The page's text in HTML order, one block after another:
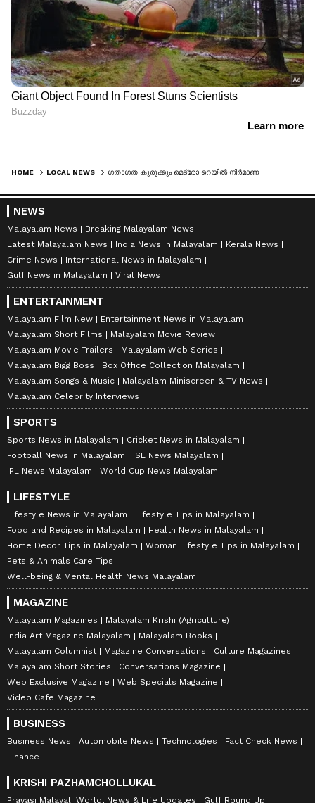
HOME LOCAL NEWS ഗതാഗത കുരുക്കും മെട്രോ റെയിൽ നിർമാണവും മുതലാക്കി തട്ടിപ്പ്, ഭയപ്പെടുത്തി ‘പിഴ’ ഈടാക്കുന്നത് 500 രൂപ മുതൽ
NEWS
Malayalam News
Breaking Malayalam News
Latest Malayalam News
India News in Malayalam
Kerala News
Crime News
International News in Malayalam
Gulf News in Malayalam
Viral News
ENTERTAINMENT
Malayalam Film New
Entertainment News in Malayalam
Malayalam Short Films
Malayalam Movie Review
Malayalam Movie Trailers
Malayalam Web Series
Malayalam Bigg Boss
Box Office Collection Malayalam
Malayalam Songs & Music
Malayalam Miniscreen & TV News
Malayalam Celebrity Interviews
SPORTS
Sports News in Malayalam
Cricket News in Malayalam
Football News in Malayalam
ISL News Malayalam
IPL News Malayalam
World Cup News Malayalam
LIFESTYLE
Lifestyle News in Malayalam
Lifestyle Tips in Malayalam
Food and Recipes in Malayalam
Health News in Malayalam
Home Decor Tips in Malayalam
Woman Lifestyle Tips in Malayalam
Pets & Animals Care Tips
Well-being & Mental Health News Malayalam
MAGAZINE
Malayalam Magazines
Malayalam Krishi (Agriculture)
India Art Magazine Malayalam
Malayalam Books
Malayalam Columnist
Magazine Conversations
Culture Magazines
Malayalam Short Stories
Conversations Magazine
Web Exclusive Magazine
Web Specials Magazine
Video Cafe Magazine
BUSINESS
Business News Automobile News Technologies
Fact Check News
Finance
KRISHI PAZHAMCHOLLUKAL
Pravasi Malayali World, News & Life Updates Gulf Round Up